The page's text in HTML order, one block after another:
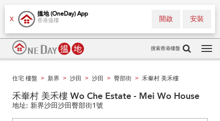
X
搵地 (OneDay) App
香港搵樓 安裝
開啟
搜索香港樓盤
住宅 樓盤 > 新界 > 沙田 > 沙田 > 臀部街 > 禾輋村 美禾樓
禾輋村 美禾樓 Wo Che Estate - Mei Wo House
地址: 新界沙田沙田臀部街1號